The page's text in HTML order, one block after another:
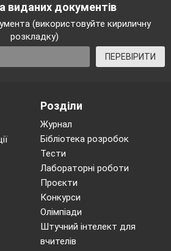
виданих документів
(використовуйте кириличну
розкладку)
ПЕРЕВІРИТИ
Розділи
Журнал
Бібліотека розробок
Тести
Лабораторні роботи
Проєкти
Конкурси
Олімпіади
Штучний інтелект для
вчителів